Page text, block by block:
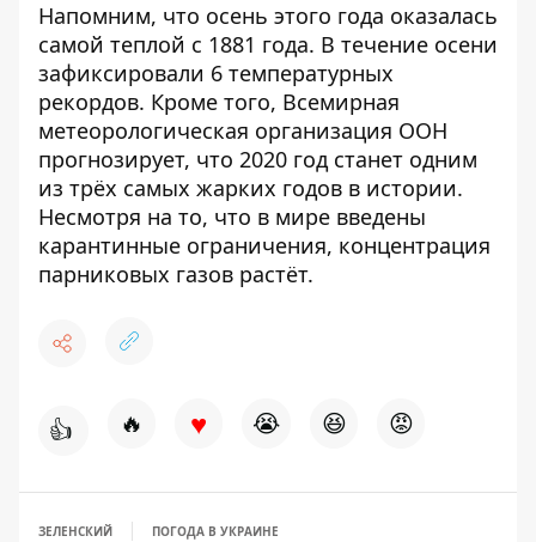
Напомним, что осень этого года оказалась
самой теплой с 1881 года. В течение осени
зафиксировали 6 температурных
рекордов. Кроме того, Всемирная
метеорологическая организация ООН
прогнозирует, что 2020 год станет одним
из трёх самых жарких годов в истории.
Несмотря на то, что в мире введены
карантинные ограничения, концентрация
парниковых газов растёт.
👍 🔥 ♥ 😭 😆 😡
ЗЕЛЕНСКИЙ ПОГОДА В УКРАИНЕ